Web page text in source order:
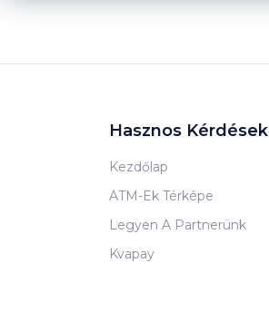
Hasznos Kérdések
Kezdőlap
ATM-Ek Térképe
Legyen A Partnerünk
Kvapay